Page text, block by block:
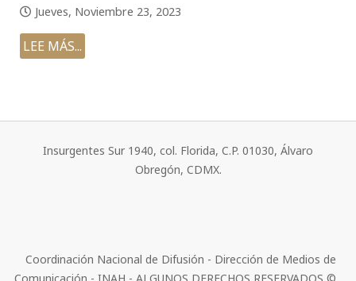
Jueves, Noviembre 23, 2023
LEE MÁS...
Insurgentes Sur 1940, col. Florida, C.P. 01030, Álvaro
Obregón, CDMX.
Coordinación Nacional de Difusión - Dirección de Medios de